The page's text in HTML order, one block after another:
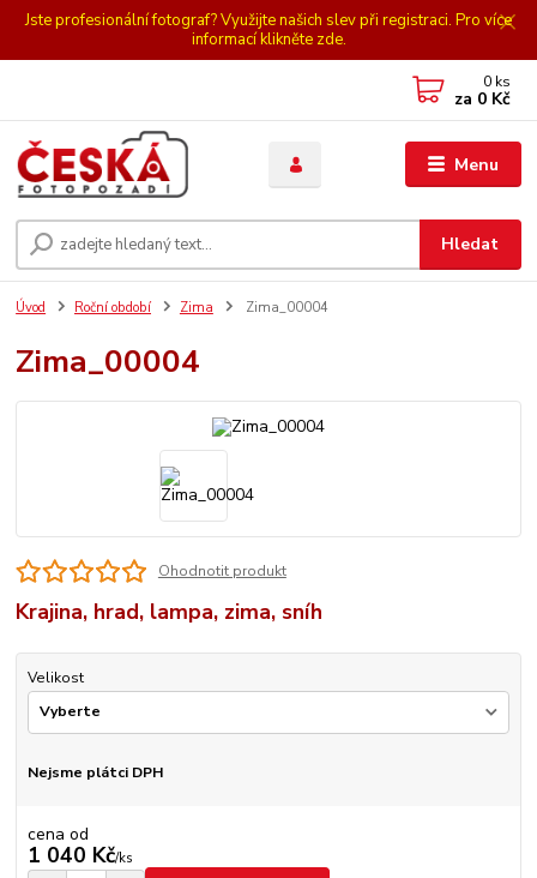
Jste profesionální fotograf? Využijte našich slev při registraci. Pro více
informací klikněte zde.
Menu
Hledat
0 ks
za 0 Kč
Úvod Roční období Zima Zima_00004
Zima_00004
Ohodnotit produkt
Krajina, hrad, lampa, zima, sníh
Velikost
Nejsme plátci DPH
cena od
1 040 Kč/ks